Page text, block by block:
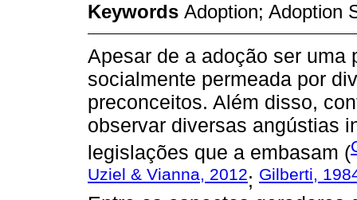
Keywords Adoption; Adoption
Apesar de a adoção ser uma
socialmente permeada por
preconceitos. Além disso,
observar diversas angústias
legislações que a embasam (
Uziel & Vianna, 2012; Gilberti,